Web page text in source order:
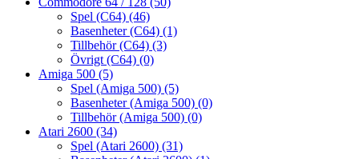
Spel (C64) (46)
Basenheter (C64) (1)
Tillbehör (C64) (3)
Övrigt (C64) (0)
Amiga 500 (5)
Spel (Amiga 500) (5)
Basenheter (Amiga 500) (0)
Tillbehör (Amiga 500) (0)
Atari 2600 (34)
Spel (Atari 2600) (31)